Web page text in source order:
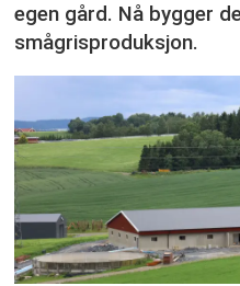
egen gård. Nå bygger
smågrisproduksjon.